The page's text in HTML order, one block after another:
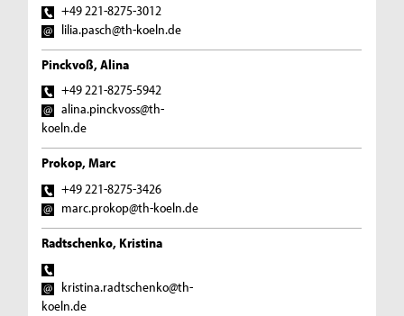
+49 221-8275-3012
lilia.pasch@th-koeln.de
Pinckvoß, Alina
+49 221-8275-5942
alina.pinckvoss@th-
koeln.de
Prokop, Marc
+49 221-8275-3426
marc.prokop@th-koeln.de
Radtschenko, Kristina
kristina.radtschenko@th-
koeln.de